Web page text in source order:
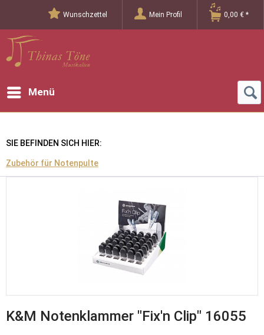
Wunschzettel Mein Profil 0,00 € *
Menü
SIE BEFINDEN SICH HIER:
Zubehör für Notenpulte
K&M Notenklammer "Fix'n Clip" 16055